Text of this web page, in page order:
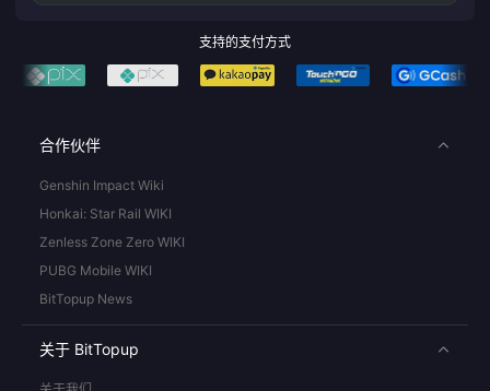
支持的支付方式
合作伙伴
Genshin Impact Wiki
Honkai: Star Rail WIKI
Zenless Zone Zero WIKI
PUBG Mobile WIKI
BitTopup News
关于 BitTopup